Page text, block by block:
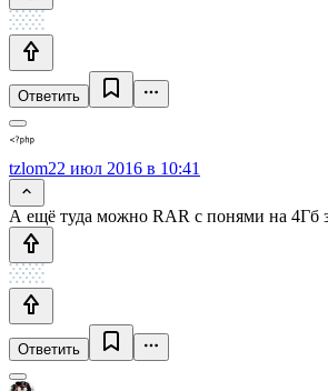
Ответить
tzlom22 июл 2016 в 10:41
А ещё туда можно RAR с понями на 4Гб
Ответить